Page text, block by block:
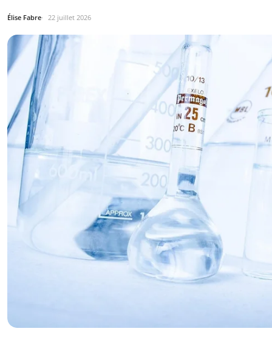
Élise Fabre 22 juillet 2026